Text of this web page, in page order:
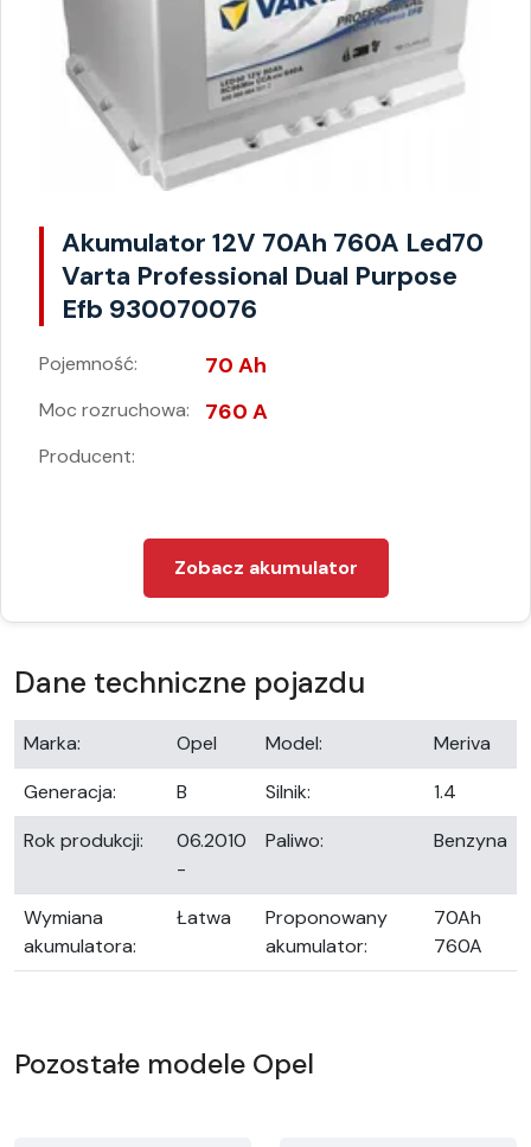
Akumulator 12V 70Ah 760A Led70
Varta Professional Dual Purpose
Efb 930070076
Pojemność: 70 Ah
Moc rozruchowa: 760 A
Producent:
Zobacz akumulator
Dane techniczne pojazdu
Marka: Opel Model:
Meriva
Generacja:
B Silnik:
1.4
Rok produkcji:
06.2010
-
Paliwo: Benzyna
Wymiana
akumulatora:
Łatwa
Proponowany
akumulator:
70Ah
760A
Pozostałe modele Opel